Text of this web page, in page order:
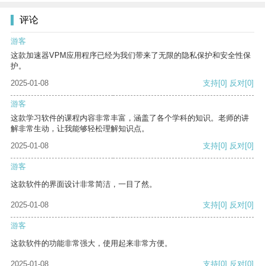
评论
游客
这款加速器VPM应用程序已经为我们带来了无限的隐私保护和安全性保
护。
2025-01-08
支持[0] 反对[0]
游客
这款学习软件的课程内容非常丰富，涵盖了各个学科的知识。老师的讲
解非常生动，让我能够轻松理解知识点。
2025-01-08
支持[0] 反对[0]
游客
这款软件的界面设计非常简洁，一目了然。
2025-01-08 支持[0] 反对[0]
游客
这款软件的功能非常强大，使用起来非常方便。
2025-01-08 支持[0] 反对[0]